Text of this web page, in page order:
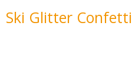
Ski Glitter Confetti